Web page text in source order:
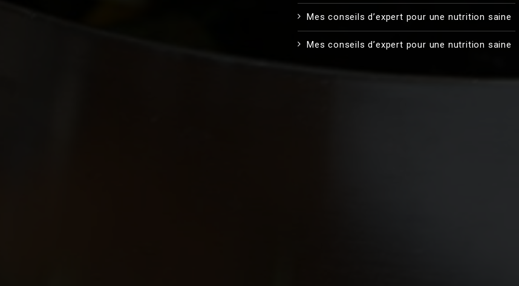
Mes conseils d’expert pour une nutrition saine
Mes conseils d’expert pour une nutrition saine